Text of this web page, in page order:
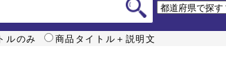
ルのみ 商品タイトル＋説明文